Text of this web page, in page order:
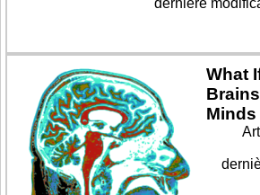
dernière
What